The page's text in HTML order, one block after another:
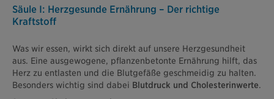
Säule I: Herzgesunde Ernährung – Der richtige
Kraftstoff
Was wir essen, wirkt sich direkt auf unsere Herzgesundheit
aus. Eine ausgewogene, pflanzenbetonte Ernährung hilft, das
Herz zu entlasten und die Blutgefäße geschmeidig zu halten.
Besonders wichtig sind dabei Blutdruck und Cholesterinwerte.